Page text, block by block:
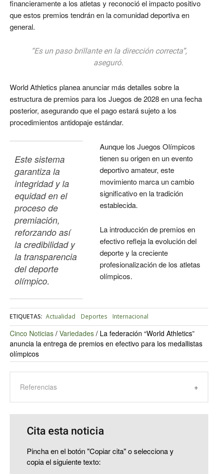
financieramente a los atletas y reconoció el impacto positivo
que estos premios tendrán en la comunidad deportiva en
general.
“Es un paso brillante en la dirección correcta”,
aseguró.
World Athletics planea anunciar más detalles sobre la
estructura de premios para los Juegos de 2028 en una fecha
posterior, asegurando que el pago estará sujeto a los
procedimientos antidopaje estándar.
Este sistema
garantiza la
integridad y la
equidad en el
proceso de
premiación,
reforzando así
la credibilidad y
la transparencia
del deporte
olímpico.
Aunque los Juegos Olímpicos
tienen su origen en un evento
deportivo amateur, este
movimiento marca un cambio
significativo en la tradición
establecida.
La introducción de premios en
efectivo refleja la evolución del
deporte y la creciente
profesionalización de los atletas
olímpicos.
ETIQUETAS: Actualidad Deportes Internacional
Cinco Noticias / Variedades / La federación “World Athletics”
anuncia la entrega de premios en efectivo para los medallistas
olímpicos
Referencias
Cita esta noticia
Pincha en el botón "Copiar cita" o selecciona y
copia el siguiente texto: